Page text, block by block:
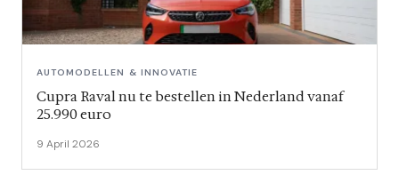
AUTOMODELLEN & INNOVATIE
Cupra Raval nu te bestellen in Nederland vanaf
25.990 euro
9 April 2026